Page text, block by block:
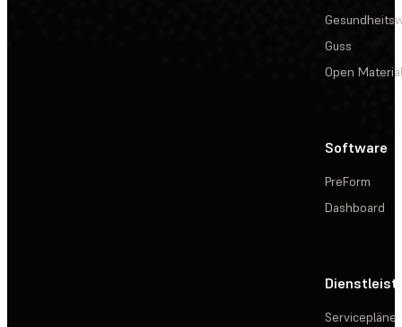
Guss
Open
Software
PreForm
Dashboard
Servicepläne